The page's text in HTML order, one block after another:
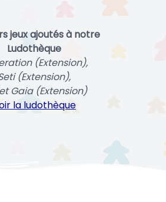
jeux ajoutés à notre
Ludothèque
(Extension),
(Extension),
Gaia (Extension)
la ludothèque